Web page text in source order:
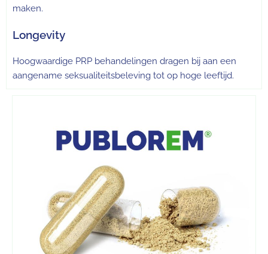
maken.
Longevity
Hoogwaardige PRP behandelingen dragen bij aan een
aangename seksualiteitsbeleving tot op hoge leeftijd.